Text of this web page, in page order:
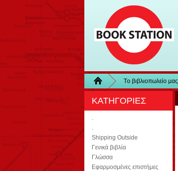
Τo βιβλιοπωλείo μας
ΚΑΤΗΓΟΡΙΕΣ
.
.
Shipping Outside
Γενικά βιβλία
Γλώσσα
Εφαρμοσμένες επιστήμες